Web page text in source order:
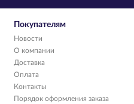
Покупателям
Новости
О компании
Доставка
Оплата
Контакты
Порядок оформления заказа